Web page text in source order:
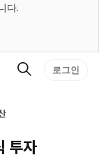
다.
검
로그인
투자